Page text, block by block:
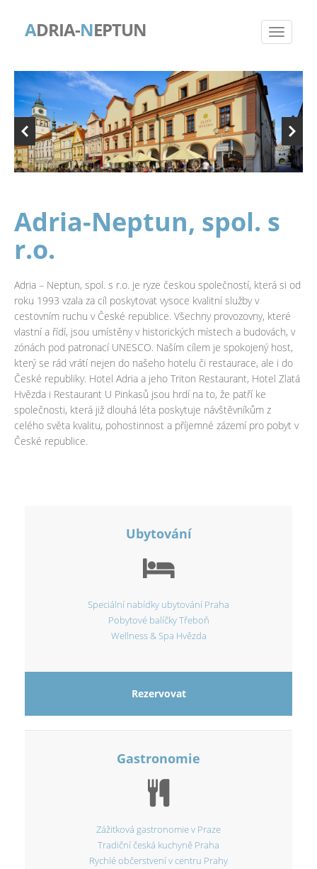
ADRIA-NEPTUN
Adria-Neptun, spol. s
r.o.
Adria – Neptun, spol. s r.o. je ryze českou společností, která si od
roku 1993 vzala za cíl poskytovat vysoce kvalitní služby v
cestovním ruchu v České republice. Všechny provozovny, které
vlastní a řídí, jsou umístěny v historických místech a budovách, v
zónách pod patronací UNESCO. Naším cílem je spokojený host,
který se rád vrátí nejen do našeho hotelu či restaurace, ale i do
České republiky. Hotel Adria a jeho Triton Restaurant, Hotel Zlatá
Hvězda i Restaurant U Pinkasů jsou hrdí na to, že patří ke
společnosti, která již dlouhá léta poskytuje návštěvníkům z
celého světa kvalitu, pohostinnost a příjemné zázemí pro pobyt v
České republice.
Ubytování
Speciální nabídky ubytování Praha
Pobytové balíčky Třeboň
Wellness & Spa Hvězda
Rezervovat
Gastronomie
Zážitková gastronomie v Praze
Tradiční česká kuchyně Praha
Rychlé občerstvení v centru Prahy